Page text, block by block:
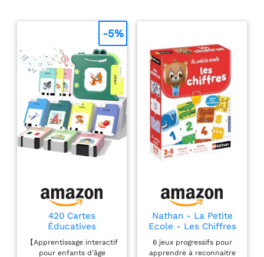
420 Cartes
Éducatives
Parlantes, Jeu de
Cartes Flash
【Apprentissage interactif
pour enfants d'âge
-5%
Nathan - La Petite
Ecole - Les Chiffres
- 6 Jeux Progressifs
- de 3 à 5 Ans
6 jeux progressifs pour
apprendre à reconnaitre